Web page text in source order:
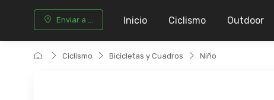
Enviar a ... Inicio Ciclismo Outdoor
Ciclismo Bicicletas y Cuadros Niño